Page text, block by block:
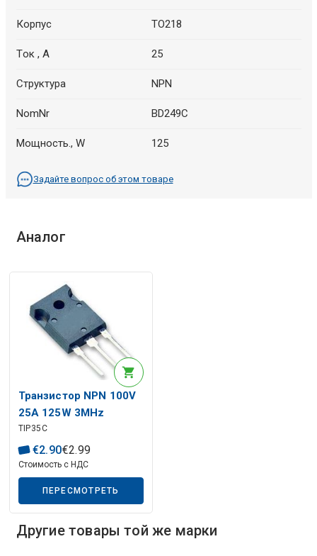
Корпус TO218
Tок , A 25
Структура NPN
NomNr BD249C
Мощность., W 125
Задайте вопрос об этом товаре
Аналог
Транзистор NPN 100V
25A 125W 3MHz
TO247-3
TIP35C
€2.90€2.99
Стоимость с НДС
ПЕРЕСМОТРЕТЬ
Другие товары той же марки